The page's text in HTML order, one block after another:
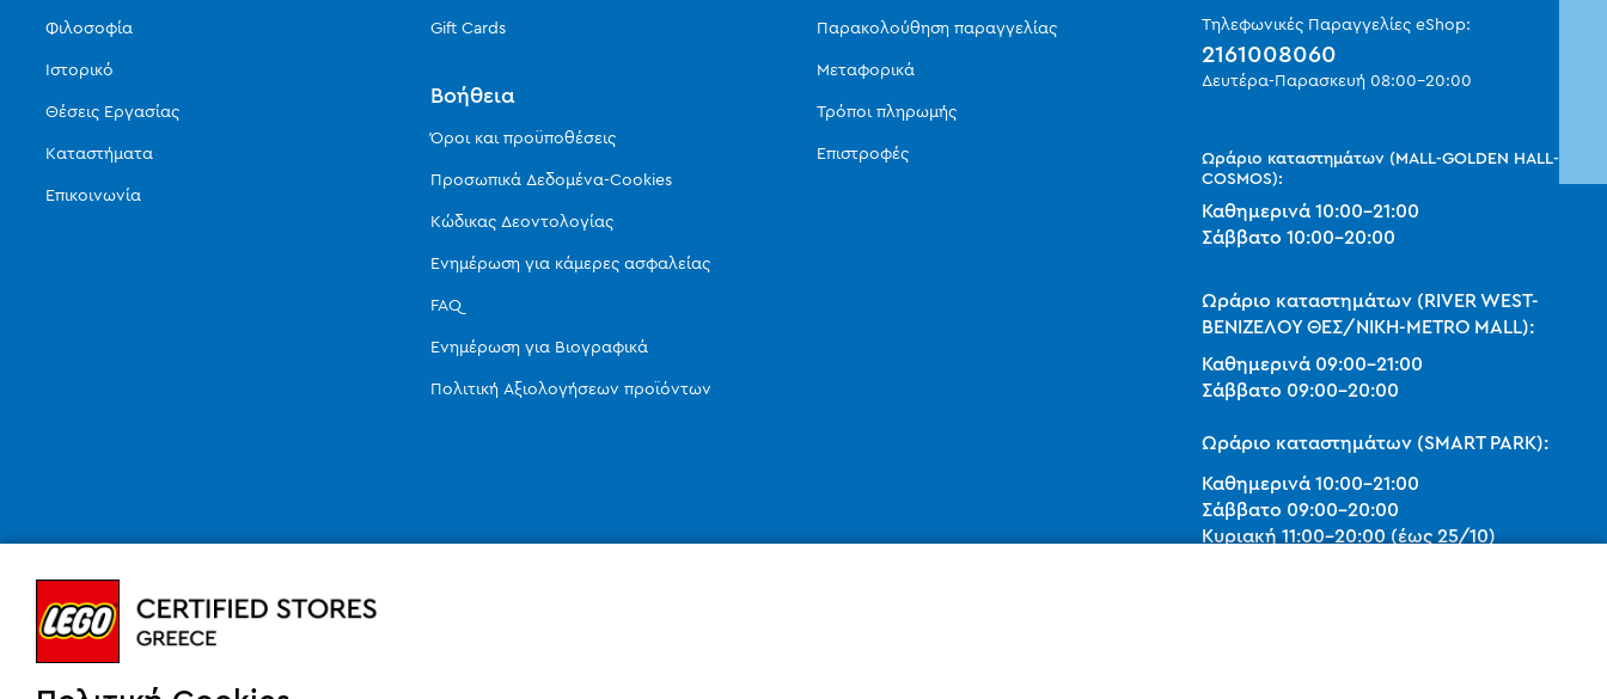
Φιλοσοφία
Ιστορικό
Θέσεις Εργασίας
Καταστήματα
Επικοινωνία
Gift Cards
Βοήθεια
Όροι και προϋποθέσεις
Προσωπικά Δεδομένα-Cookies
Κώδικας Δεοντολογίας
Ενημέρωση για κάμερες ασφαλείας
FAQ
Ενημέρωση για Βιογραφικά
Πολιτική Αξιολογήσεων προϊόντων
Παρακολούθηση παραγγελίας
Μεταφορικά
Τρόποι πληρωμής
Επιστροφές
Τηλεφωνικές Παραγγελίες eShop:
2161008060
Δευτέρα-Παρασκευή 08:00-20:00
Ωράριο καταστημάτων (MALL-GOLDEN HALL-
COSMOS):
Καθημερινά 10:00-21:00
Σάββατο 10:00-20:00
Ωράριο καταστημάτων (RIVER WEST-
ΒΕΝΙΖΕΛΟΥ ΘΕΣ/ΝΙΚΗ-METRO MALL):
Καθημερινά09:00-21:00
Σάββατο 09:00-20:00
Ωράριο καταστημάτων (SMART PARK):
Καθημερινά10:00-21:00
Σάββατο 09:00-20:00
Κυριακή 11:00-20:00 (έως 25/10)